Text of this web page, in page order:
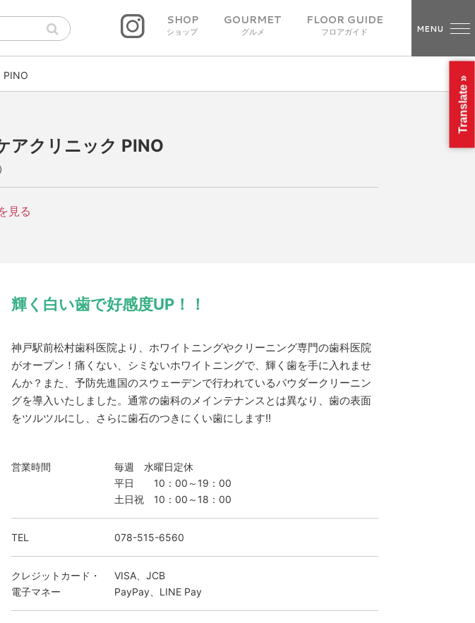
SHOP
ショップ
GOURMET
グルメ
FLOOR GUIDE
フロアガイド MENU
PINO
アクリニック PINO
見る
輝く白い歯で好感度UP！！
神戸駅前松村歯科医院より、ホワイトニングやクリーニング専門の歯科医院
がオープン！痛くない、シミないホワイトニングで、輝く歯を手に入れませ
んか？また、予防先進国のスウェーデンで行われているパウダークリーニン
グを導入いたしました。通常の歯科のメインテナンスとは異なり、歯の表面
をツルツルにし、さらに歯石のつきにくい歯にします!!
営業時間
毎週 水曜日定休
平日 10：00～19：00
土日祝 10：00～18：00
TEL 078-515-6560
クレジットカード・
電子マネー
VISA、JCB
PayPay、LINE Pay
Translate »